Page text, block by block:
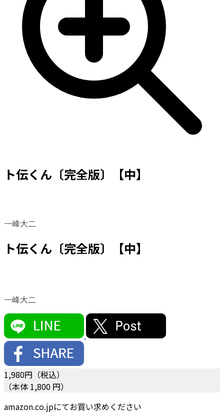
ト伝くん〔完全版〕【中】
一峰大二
ト伝くん〔完全版〕【中】
一峰大二
1,980円（税込）
（本体 1,800 円）
amazon.co.jpにてお買い求めください